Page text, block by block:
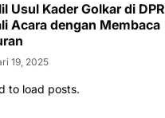
Usul Kader Golkar di DPR
Acara dengan Membaca
19, 2025
to load posts.